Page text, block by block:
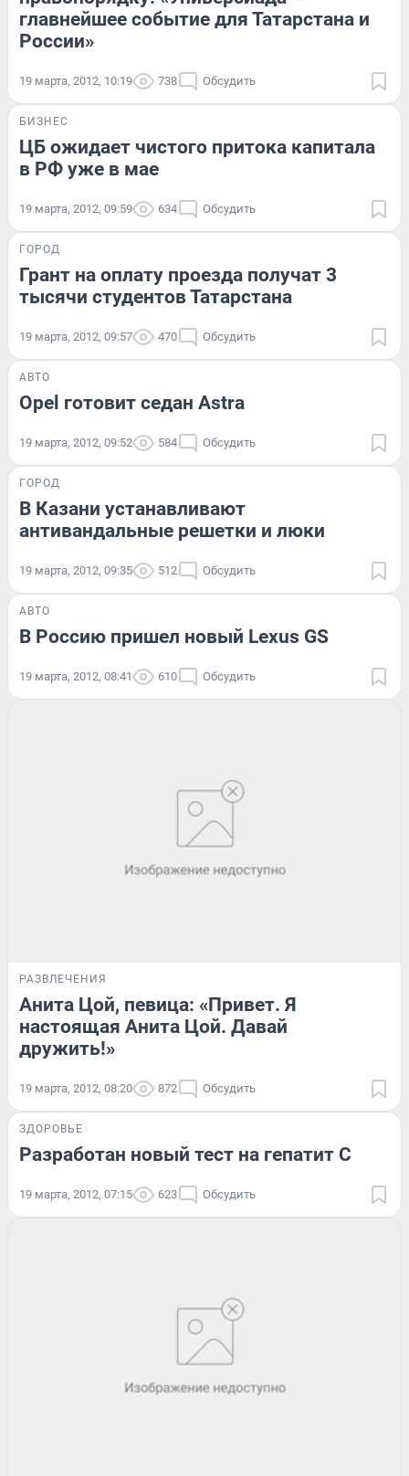
главнейшее событие для Татарстана и
России»
19 марта, 2012, 10:19 738 Обсудить
БИЗНЕС
ЦБ ожидает чистого притока капитала
в РФ уже в мае
19 марта, 2012, 09:59 634 Обсудить
ГОРОД
Грант на оплату проезда получат 3
тысячи студентов Татарстана
19 марта, 2012, 09:57 470 Обсудить
АВТО
Opel готовит седан Astra
19 марта, 2012, 09:52 584 Обсудить
ГОРОД
В Казани устанавливают
антивандальные решетки и люки
19 марта, 2012, 09:35 512 Обсудить
АВТО
В Россию пришел новый Lexus GS
19 марта, 2012, 08:41 610 Обсудить
РАЗВЛЕЧЕНИЯ
Анита Цой, певица: «Привет. Я
настоящая Анита Цой. Давай
дружить!»
19 марта, 2012, 08:20 872 Обсудить
ЗДОРОВЬЕ
Разработан новый тест на гепатит С
19 марта, 2012, 07:15 623 Обсудить